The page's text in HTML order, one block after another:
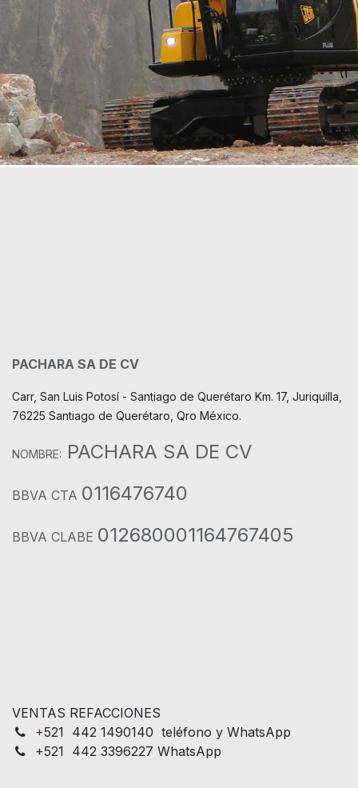
PACHARA SA DE CV
Carr, San Luis Potosí - Santiago de Querétaro Km. 17, Juriquilla,
76225 Santiago de Querétaro, Qro México.
NOMBRE: PACHARA SA DE CV
BBVA CTA 0116476740
BBVA CLABE 012680001164767405
VENTAS REFACCIONES
+521 442 1490140 teléfono y WhatsApp
+521 442 3396227 WhatsApp